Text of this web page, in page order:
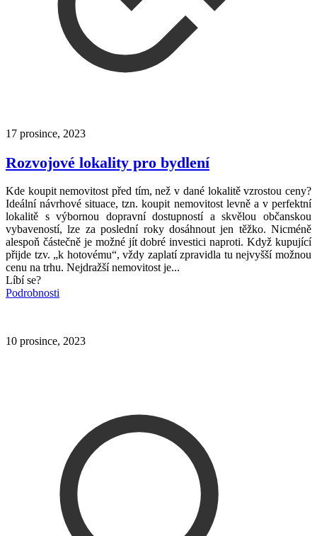
17 prosince, 2023
Rozvojové lokality pro bydlení
Kde koupit nemovitost před tím, než v dané lokalitě vzrostou ceny?
Ideální návrhové situace, tzn. koupit nemovitost levně a v perfektní
lokalitě s výbornou dopravní dostupností a skvělou občanskou
vybaveností, lze za poslední roky dosáhnout jen těžko. Nicméně
alespoň částečně je možné jít dobré investici naproti. Když kupující
přijde tzv. „k hotovému“, vždy zaplatí zpravidla tu nejvyšší možnou
cenu na trhu. Nejdražší nemovitost je...
Líbí se?
Podrobnosti
10 prosince, 2023